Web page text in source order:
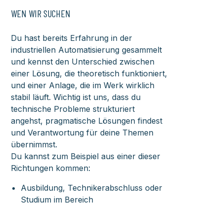
WEN WIR SUCHEN
Du hast bereits Erfahrung in der
industriellen Automatisierung gesammelt
und kennst den Unterschied zwischen
einer Lösung, die theoretisch funktioniert,
und einer Anlage, die im Werk wirklich
stabil läuft. Wichtig ist uns, dass du
technische Probleme strukturiert
angehst, pragmatische Lösungen findest
und Verantwortung für deine Themen
übernimmst.
Du kannst zum Beispiel aus einer dieser
Richtungen kommen:
Ausbildung, Technikerabschluss oder
Studium im Bereich